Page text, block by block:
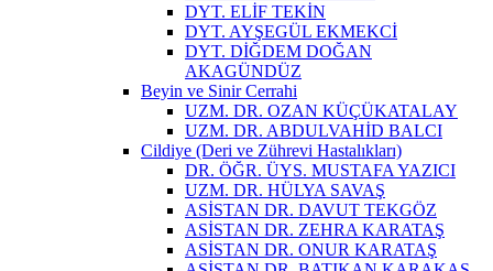
DYT. ELİF TEKİN
DYT. AYŞEGÜL EKMEKCİ
DYT. DİĞDEM DOĞAN
AKAGÜNDÜZ
Beyin ve Sinir Cerrahi
UZM. DR. OZAN KÜÇÜKATALAY
UZM. DR. ABDULVAHİD BALCI
Cildiye (Deri ve Zührevi Hastalıkları)
DR. ÖĞR. ÜYS. MUSTAFA YAZICI
UZM. DR. HÜLYA SAVAŞ
ASİSTAN DR. DAVUT TEKGÖZ
ASİSTAN DR. ZEHRA KARATAŞ
ASİSTAN DR. ONUR KARATAŞ